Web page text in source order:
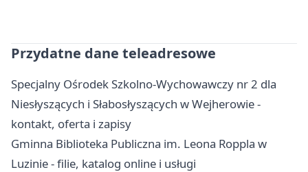
Przydatne dane teleadresowe
Specjalny Ośrodek Szkolno-Wychowawczy nr 2 dla
Niesłyszących i Słabosłyszących w Wejherowie -
kontakt, oferta i zapisy
Gminna Biblioteka Publiczna im. Leona Roppla w
Luzinie - filie, katalog online i usługi